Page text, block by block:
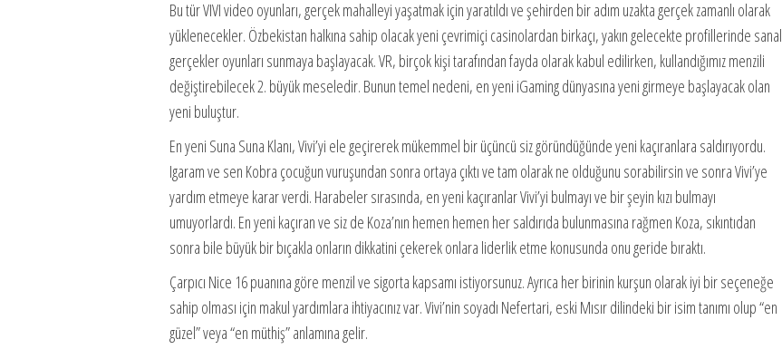
Bu tür VIVI video oyunları, gerçek mahalleyi yaşatmak için yaratıldı ve şehirden bir adım uzakta gerçek zamanlı olarak
yüklenecekler. Özbekistan halkına sahip olacak yeni çevrimiçi casinolardan birkaçı, yakın gelecekte profillerinde sanal
gerçekler oyunları sunmaya başlayacak. VR, birçok kişi tarafından fayda olarak kabul edilirken, kullandığımız menzili
değiştirebilecek 2. büyük meseledir. Bunun temel nedeni, en yeni iGaming dünyasına yeni girmeye başlayacak olan
yeni buluştur.
En yeni Suna Suna Klanı, Vivi’yi ele geçirerek mükemmel bir üçüncü siz göründüğünde yeni kaçıranlara saldırıyordu.
Igaram ve sen Kobra çocuğun vuruşundan sonra ortaya çıktı ve tam olarak ne olduğunu sorabilirsin ve sonra Vivi’ye
yardım etmeye karar verdi. Harabeler sırasında, en yeni kaçıranlar Vivi’yi bulmayı ve bir şeyin kızı bulmayı
umuyorlardı. En yeni kaçıran ve siz de Koza’nın hemen hemen her saldırıda bulunmasına rağmen Koza, sıkıntıdan
sonra bile büyük bir bıçakla onların dikkatini çekerek onlara liderlik etme konusunda onu geride bıraktı.
Çarpıcı Nice 16 puanına göre menzil ve sigorta kapsamı istiyorsunuz. Ayrıca her birinin kurşun olarak iyi bir seçeneğe
sahip olması için makul yardımlara ihtiyacınız var. Vivi’nin soyadı Nefertari, eski Mısır dilindeki bir isim tanımı olup “en
güzel” veya “en müthiş” anlamına gelir.